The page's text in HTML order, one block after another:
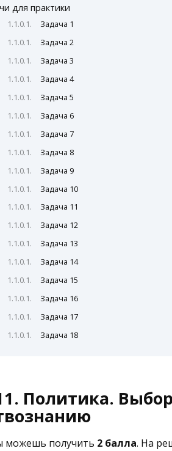
для практики
Задача 1
Задача 2
Задача 3
Задача 4
Задача 5
Задача 6
Задача 7
Задача 8
Задача 9
Задача 10
Задача 11
Задача 12
Задача 13
Задача 14
Задача 15
Задача 16
Задача 17
Задача 18
Политика.
можешь получить 2 балла. На